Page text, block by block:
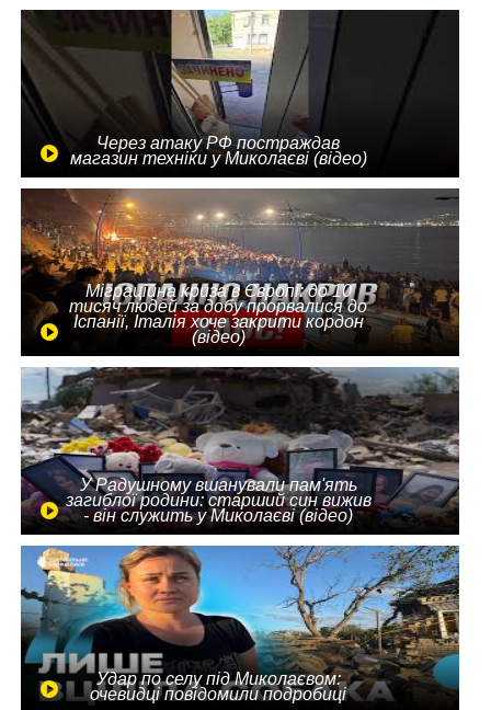
Через атаку РФ постраждав
магазин техніки у Миколаєві (відео)
Міграційна криза в Європі: до 10
тисяч людей за добу прорвалися до
Іспанії, Італія хоче закрити кордон
(відео)
У Радушному вшанували пам'ять
загиблої родини: старший син вижив
- він служить у Миколаєві (відео)
Удар по селу під Миколаєвом:
очевидці повідомили подробиці